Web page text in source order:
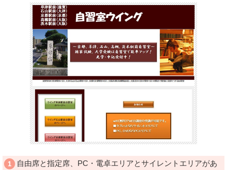
自由席と指定席、PC・電卓エリアとサイレントエリアがあ